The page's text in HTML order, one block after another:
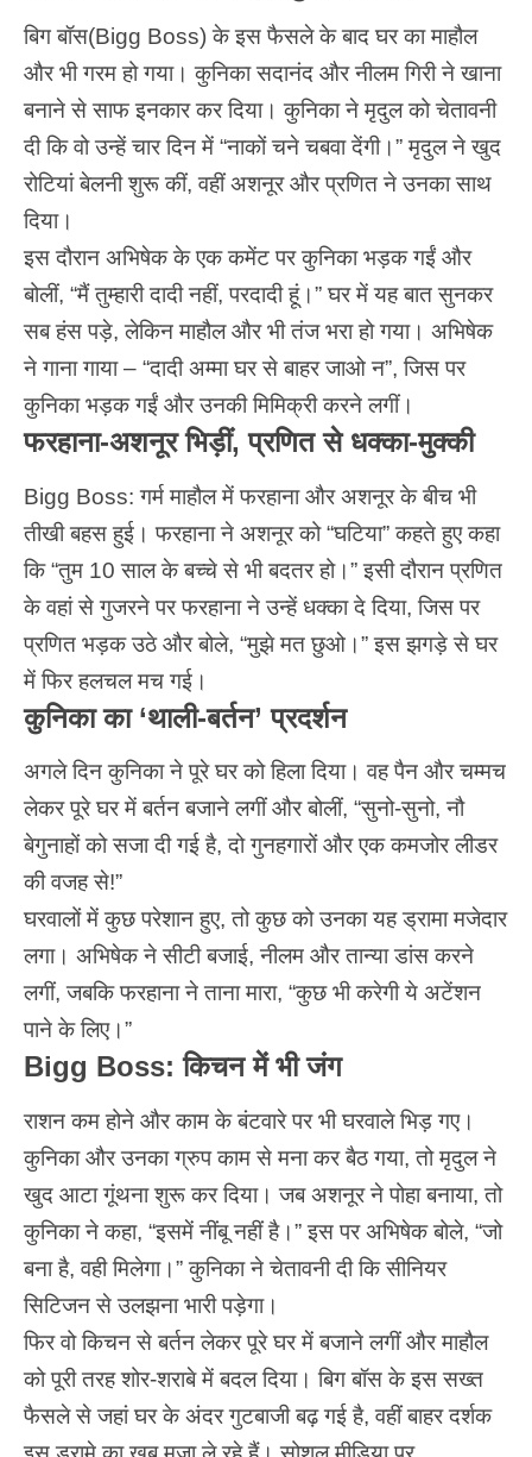
बिग बॉस(Bigg Boss) के इस फैसले के बाद घर का माहौल
और भी गरम हो गया। कुनिका सदानंद और नीलम गिरी ने खाना
बनाने से साफ इनकार कर दिया। कुनिका ने मृदुल को चेतावनी
दी कि वो उन्हें चार दिन में “नाकों चने चबवा देंगी।” मृदुल ने खुद
रोटियां बेलनी शुरू कीं, वहीं अशनूर और प्रणित ने उनका साथ
दिया।
इस दौरान अभिषेक के एक कमेंट पर कुनिका भड़क गईं और
बोलीं, “मैं तुम्हारी दादी नहीं, परदादी हूं।” घर में यह बात सुनकर
सब हंस पड़े, लेकिन माहौल और भी तंज भरा हो गया। अभिषेक
ने गाना गाया – “दादी अम्मा घर से बाहर जाओ न”, जिस पर
कुनिका भड़क गईं और उनकी मिमिक्री करने लगीं।
फरहाना-अशनूर भिड़ीं, प्रणित से धक्का-मुक्की
Bigg Boss: गर्म माहौल में फरहाना और अशनूर के बीच भी
तीखी बहस हुई। फरहाना ने अशनूर को “घटिया” कहते हुए कहा
कि “तुम 10 साल के बच्चे से भी बदतर हो।” इसी दौरान प्रणित
के वहां से गुजरने पर फरहाना ने उन्हें धक्का दे दिया, जिस पर
प्रणित भड़क उठे और बोले, “मुझे मत छुओ।” इस झगड़े से घर
में फिर हलचल मच गई।
कुनिका का ‘थाली-बर्तन’ प्रदर्शन
अगले दिन कुनिका ने पूरे घर को हिला दिया। वह पैन और चम्मच
लेकर पूरे घर में बर्तन बजाने लगीं और बोलीं, “सुनो-सुनो, नौ
बेगुनाहों को सजा दी गई है, दो गुनहगारों और एक कमजोर लीडर
की वजह से!”
घरवालों में कुछ परेशान हुए, तो कुछ को उनका यह ड्रामा मजेदार
लगा। अभिषेक ने सीटी बजाई, नीलम और तान्या डांस करने
लगीं, जबकि फरहाना ने ताना मारा, “कुछ भी करेगी ये अटेंशन
पाने के लिए।”
Bigg Boss: किचन में भी जंग
राशन कम होने और काम के बंटवारे पर भी घरवाले भिड़ गए।
कुनिका और उनका ग्रुप काम से मना कर बैठ गया, तो मृदुल ने
खुद आटा गूंथना शुरू कर दिया। जब अशनूर ने पोहा बनाया, तो
कुनिका ने कहा, “इसमें नींबू नहीं है।” इस पर अभिषेक बोले, “जो
बना है, वही मिलेगा।” कुनिका ने चेतावनी दी कि सीनियर
सिटिजन से उलझना भारी पड़ेगा।
फिर वो किचन से बर्तन लेकर पूरे घर में बजाने लगीं और माहौल
को पूरी तरह शोर-शराबे में बदल दिया। बिग बॉस के इस सख्त
फैसले से जहां घर के अंदर गुटबाजी बढ़ गई है, वहीं बाहर दर्शक